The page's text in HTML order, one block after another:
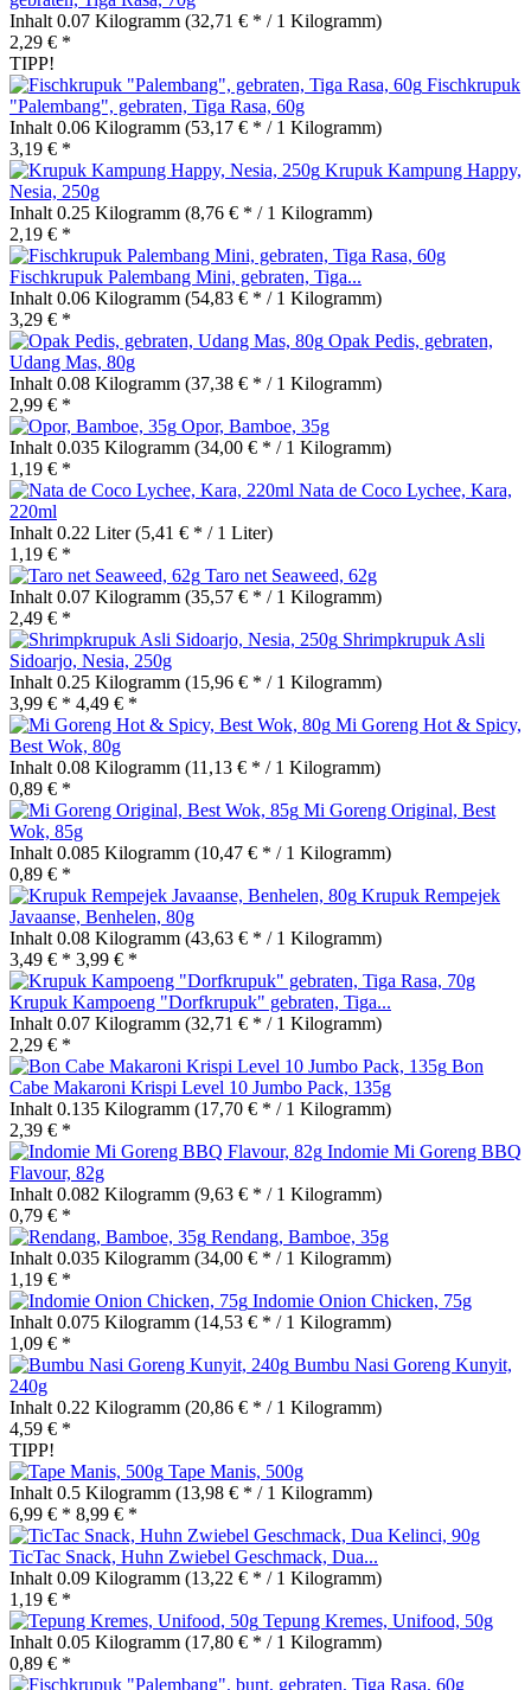
Inhalt 0.07 Kilogramm (32,71 € * / 1 Kilogramm)
2,29 € *
TIPP!
Fischkrupuk
"Palembang", gebraten, Tiga Rasa, 60g
Inhalt 0.06 Kilogramm (53,17 € * / 1 Kilogramm)
3,19 € *
Krupuk Kampung Happy,
Nesia, 250g
Inhalt 0.25 Kilogramm (8,76 € * / 1 Kilogramm)
2,19 € *
Fischkrupuk Palembang Mini, gebraten, Tiga...
Inhalt 0.06 Kilogramm (54,83 € * / 1 Kilogramm)
3,29 € *
Opak Pedis, gebraten,
Udang Mas, 80g
Inhalt 0.08 Kilogramm (37,38 € * / 1 Kilogramm)
2,99 € *
Opor, Bamboe, 35g
Inhalt 0.035 Kilogramm (34,00 € * / 1 Kilogramm)
1,19 € *
Nata de Coco Lychee, Kara,
220ml
Inhalt 0.22 Liter(5,41 € * / 1 Liter)
1,19 € *
Taro net Seaweed, 62g
Inhalt 0.07 Kilogramm (35,57 € * / 1 Kilogramm)
2,49 € *
Shrimpkrupuk Asli
Sidoarjo, Nesia, 250g
Inhalt 0.25 Kilogramm (15,96 € * / 1 Kilogramm)
3,99 € * 4,49 € *
Mi Goreng Hot & Spicy,
Best Wok, 80g
Inhalt 0.08 Kilogramm (11,13 € * / 1 Kilogramm)
0,89 € *
Mi Goreng Original, Best
Wok, 85g
Inhalt 0.085 Kilogramm (10,47 € * / 1 Kilogramm)
0,89 € *
Krupuk Rempejek
Javaanse, Benhelen, 80g
Inhalt 0.08 Kilogramm (43,63 € * / 1 Kilogramm)
3,49 € * 3,99 € *
Krupuk Kampoeng "Dorfkrupuk" gebraten, Tiga...
Inhalt 0.07 Kilogramm (32,71 € * / 1 Kilogramm)
2,29 € *
Bon
Cabe Makaroni Krispi Level 10 Jumbo Pack, 135g
Inhalt 0.135 Kilogramm (17,70 € * / 1 Kilogramm)
2,39 € *
Indomie Mi Goreng BBQ
Flavour, 82g
Inhalt 0.082 Kilogramm (9,63 € * / 1 Kilogramm)
0,79 € *
Rendang, Bamboe, 35g
Inhalt 0.035 Kilogramm (34,00 € * / 1 Kilogramm)
1,19 € *
Indomie Onion Chicken, 75g
Inhalt 0.075 Kilogramm (14,53 € * / 1 Kilogramm)
1,09 € *
Bumbu Nasi Goreng Kunyit,
240g
Inhalt 0.22 Kilogramm (20,86 € * / 1 Kilogramm)
4,59 € *
TIPP!
Tape Manis, 500g
Inhalt 0.5 Kilogramm (13,98 € * / 1 Kilogramm)
6,99 € * 8,99 € *
TicTac Snack, Huhn Zwiebel Geschmack, Dua...
Inhalt 0.09 Kilogramm (13,22 € * / 1 Kilogramm)
1,19 € *
Tepung Kremes, Unifood, 50g
Inhalt 0.05 Kilogramm (17,80 € * / 1 Kilogramm)
0,89 € *